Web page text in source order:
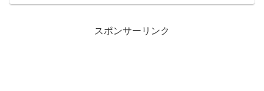
はないでしょうか？少な...
スポンサーリンク